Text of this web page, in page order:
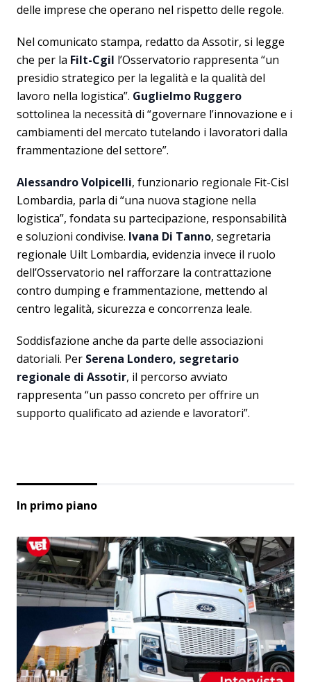
delle imprese che operano nel rispetto delle regole.
Nel comunicato stampa, redatto da Assotir, si legge
che per la Filt-Cgil l’Osservatorio rappresenta “un
presidio strategico per la legalità e la qualità del
lavoro nella logistica”. Guglielmo Ruggero
sottolinea la necessità di “governare l’innovazione e i
cambiamenti del mercato tutelando i lavoratori dalla
frammentazione del settore”.
Alessandro Volpicelli, funzionario regionale Fit-Cisl
Lombardia, parla di “una nuova stagione nella
logistica”, fondata su partecipazione, responsabilità
e soluzioni condivise. Ivana Di Tanno, segretaria
regionale Uilt Lombardia, evidenzia invece il ruolo
dell’Osservatorio nel rafforzare la contrattazione
contro dumping e frammentazione, mettendo al
centro legalità, sicurezza e concorrenza leale.
Soddisfazione anche da parte delle associazioni
datoriali. Per Serena Londero, segretario
regionale di Assotir, il percorso avviato
rappresenta “un passo concreto per offrire un
supporto qualificato ad aziende e lavoratori”.
In primo piano